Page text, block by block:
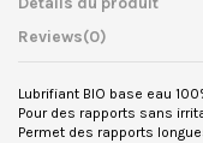
Reviews(0)
Lubrifiant BIO base eau
Pour des rapports sans
Permet des rapports